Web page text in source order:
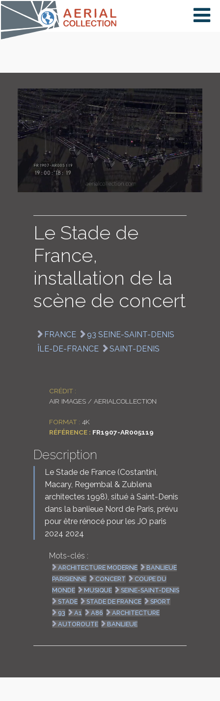
×
PAYS
CARTE
COLLECTIONS
Le Stade de
France,
installation de la
scène de concert
FRANCE
93 SEINE-SAINT-DENIS
ÎLE-DE-FRANCE
SAINT-DENIS
CRÉDIT :
AIR IMAGES / AERIALCOLLECTION
FORMAT : 4K
RÉFÉRENCE : FR1907-AR005119
Description
Le Stade de France (Costantini,
Macary, Regembal & Zublena
architectes 1998), situé à Saint-Denis
dans la banlieue Nord de Paris, prévu
pour être rénocé pour les JO paris
2024 2024
Mots-clés :
ARCHITECTURE MODERNE
BANLIEUE
PARISIENNE
CONCERT
COUPE DU
MONDE
MUSIQUE
SEINE-SAINT-DENIS
STADE
STADE DE FRANCE
SPORT
93
A1 A86
ARCHITECTURE
AUTOROUTE
BANLIEUE